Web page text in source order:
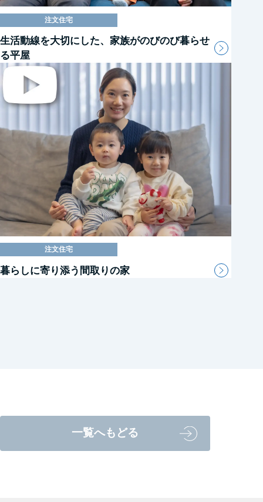
注文住宅
生活動線を大切にした、家族がのびのび暮らせ
る平屋
注文住宅
暮らしに寄り添う間取りの家
一覧へもどる